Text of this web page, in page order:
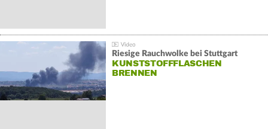
Riesige Rauchwolke bei Stuttgart
KUNSTSTOFFFLASCHEN
BRENNEN